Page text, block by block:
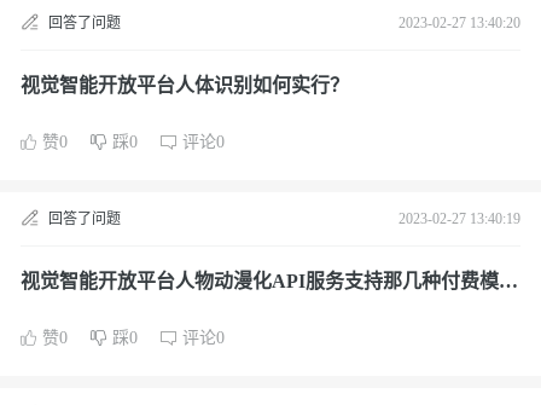
回答了问题 2023-02-27 13:40:20
视觉智能开放平台人体识别如何实行？
赞0 踩0 评论0
回答了问题 2023-02-27 13:40:19
视觉智能开放平台人物动漫化API服务支持那几种付费模式
赞0 踩0 评论0